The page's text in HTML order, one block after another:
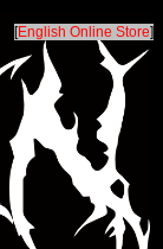
[English Online Store]